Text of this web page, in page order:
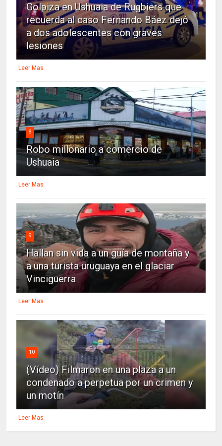
Golpiza en Ushuaia de Rugbiers que
recuerda al caso Fernando Báez dejó
a dos adolescentes con graves
lesiones
Leer Mas
8
Robo millonario a comercio de
Ushuaia
Leer Mas
9
Hallan sin vida a un guía de montaña y
a una turista uruguaya en el glaciar
Vinciguerra
Leer Mas
10
(Vídeo) Filmaron en una plaza a un
condenado a perpetua por un crimen y
un motín
Leer Mas